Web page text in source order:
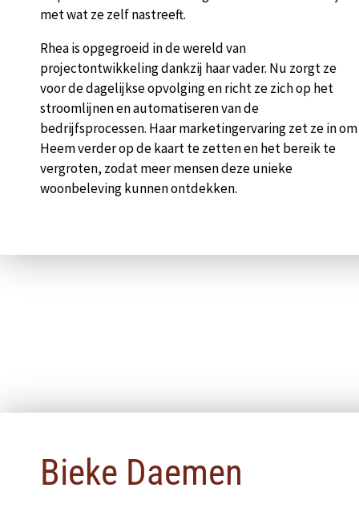
met wat ze zelf nastreeft.
Rhea is opgegroeid in de wereld van
projectontwikkeling dankzij haar vader. Nu zorgt ze
voor de dagelijkse opvolging en richt ze zich op het
stroomlijnen en automatiseren van de
bedrijfsprocessen. Haar marketingervaring zet ze in om
Heem verder op de kaart te zetten en het bereik te
vergroten, zodat meer mensen deze unieke
woonbeleving kunnen ontdekken.
Bieke Daemen